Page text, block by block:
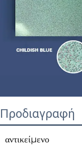
Προδιαγραφή
αντικείμενο